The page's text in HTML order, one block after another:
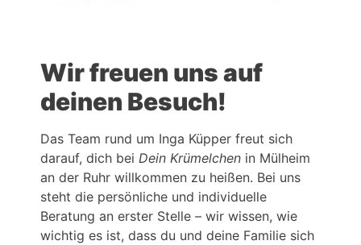
Wir freuen uns auf
deinen Besuch!
Das Team rund um Inga Küpper freut sich
darauf, dich bei Dein Krümelchen in Mülheim
an der Ruhr willkommen zu heißen. Bei uns
steht die persönliche und individuelle
Beratung an erster Stelle – wir wissen, wie
wichtig es ist, dass du und deine Familie sich